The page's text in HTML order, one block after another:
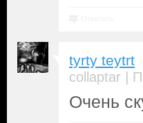
tyrty teytrt
collaptar |
Очень